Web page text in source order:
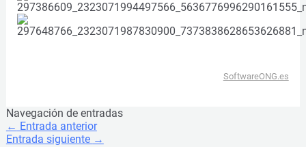
SoftwareONG.es
Navegación de entradas
← Entrada anterior
Entrada siguiente →